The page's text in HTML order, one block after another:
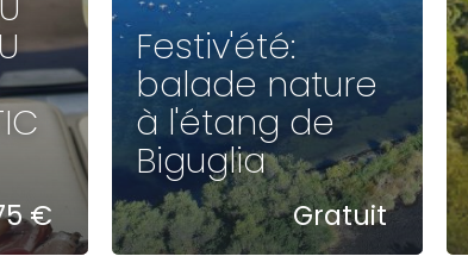
€
Festiv'été:
balade nature
à l'étang de
Biguglia
Gratuit